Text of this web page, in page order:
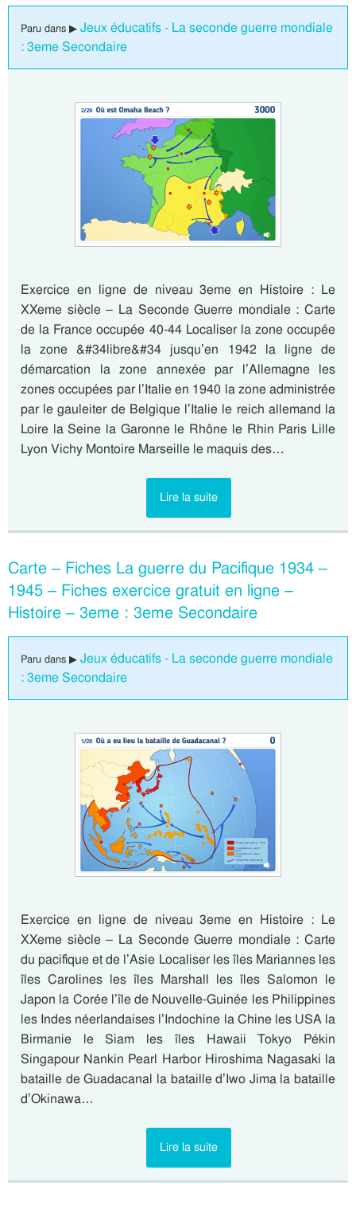
Paru dans ▶ Jeux éducatifs - La seconde guerre mondiale
: 3eme Secondaire
Exercice en ligne de niveau 3eme en Histoire : Le
XXeme siècle – La Seconde Guerre mondiale : Carte
de la France occupée 40-44 Localiser la zone occupée
la zone &#34libre&#34 jusqu’en 1942 la ligne de
démarcation la zone annexée par l’Allemagne les
zones occupées par l’Italie en 1940 la zone administrée
par le gauleiter de Belgique l’Italie le reich allemand la
Loire la Seine la Garonne le Rhône le Rhin Paris Lille
Lyon Vichy Montoire Marseille le maquis des…
Lire la suite
Carte – Fiches La guerre du Pacifique 1934 –
1945 – Fiches exercice gratuit en ligne –
Histoire – 3eme : 3eme Secondaire
Paru dans ▶ Jeux éducatifs - La seconde guerre mondiale
: 3eme Secondaire
Exercice en ligne de niveau 3eme en Histoire : Le
XXeme siècle – La Seconde Guerre mondiale : Carte
du pacifique et de l’Asie Localiser les îles Mariannes les
îles Carolines les îles Marshall les îles Salomon le
Japon la Corée l’île de Nouvelle-Guinée les Philippines
les Indes néerlandaises l’Indochine la Chine les USA la
Birmanie le Siam les îles Hawaii Tokyo Pékin
Singapour Nankin Pearl Harbor Hiroshima Nagasaki la
bataille de Guadacanal la bataille d’Iwo Jima la bataille
d’Okinawa…
Lire la suite